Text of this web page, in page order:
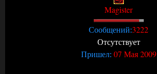
Magister
Сообщений:3222
Отсутствует
Пришел: 07 Мая 2009